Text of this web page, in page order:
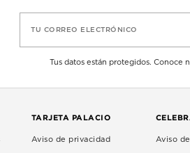
TU CORREO ELECTRÓNICO
Tus datos están protegidos. Conoce
TARJETA PALACIO
Aviso de privacidad Aviso